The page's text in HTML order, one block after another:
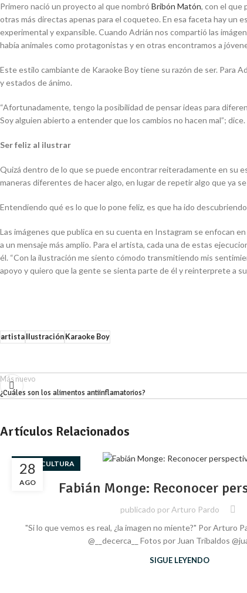
Primero nació un proyecto al que nombró Bribón Matón, con el que
otras más directas apenas para el coqueteo. En esa faceta hay un
experimental y expansible. Cuando Adrián nos compartió las
había animales como protagonistas y en otras encontramos a
Este estilo cambiante de Karaoke Boy tiene su razón de ser. Para
y estados de ánimo.
“Afortunadamente, tengo la posibilidad de pensar ideas para
Soy alguien abierto a entender que los cambios no hacen mal”; dice.
Ser feliz al ilustrar
Quizá dentro de lo que se puede encontrar reiteradamente en su
maneras diferentes de hacer algo, en lugar de repetir algo que ya
Entendiendo qué es lo que lo pone feliz, es que ha ido
Las imágenes que publica en su cuenta en Instagram se enfocan
a un mensaje más amplio. Para el artista, cada una de estas
él. “Con la ilustración me siento cómodo transmitiendo mis
apoyo y quiero que la gente se sienta parte de él y reinterprete a su
artistaIlustraciónKaraoke Boy
Más nuevo
¿Cuáles son los alimentos antiinflamatorios?
Artículos Relacionados
28
AGO
ARTE CULTURA
Fabián Monge: Reconocer
publicado por Arturo Pardo
"Si lo que vemos es real, ¿la imagen no miente?" Por Arturo
@__decerca__ Fotos por Juan Tribaldos
SIGUE LEYENDO